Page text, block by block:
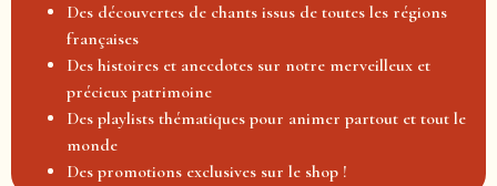
Des découvertes de chants issus de toutes les régions
françaises
Des histoires et anecdotes sur notre merveilleux et
précieux patrimoine
Des playlists thématiques pour animer partout et tout le
monde
Des promotions exclusives sur le shop !